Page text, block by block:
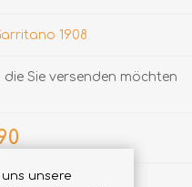
1908
die Sie versenden möchten
unsere